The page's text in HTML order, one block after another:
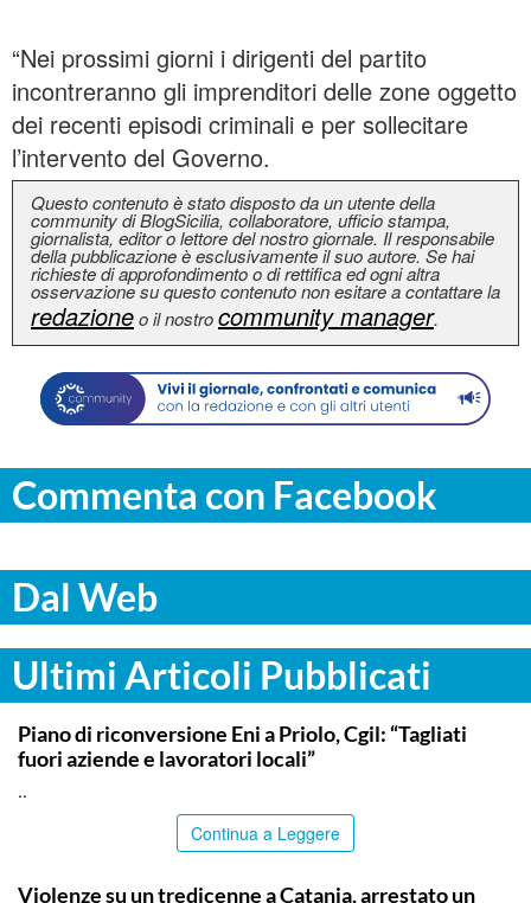
“Nei prossimi giorni i dirigenti del partito
incontreranno gli imprenditori delle zone oggetto
dei recenti episodi criminali e per sollecitare
l’intervento del Governo.
Questo contenuto è stato disposto da un utente della
community di BlogSicilia, collaboratore, ufficio stampa,
giornalista, editor o lettore del nostro giornale. Il responsabile
della pubblicazione è esclusivamente il suo autore. Se hai
richieste di approfondimento o di rettifica ed ogni altra
osservazione su questo contenuto non esitare a contattare la
redazioneo il nostrocommunity manager.
Commenta con Facebook
Dal Web
Ultimi Articoli Pubblicati
SIRACUSA
Piano di riconversione Eni a Priolo, Cgil: “Tagliati
fuori aziende e lavoratori locali”
..
Continua a Leggere
Violenze su un tredicenne a Catania, arrestato un